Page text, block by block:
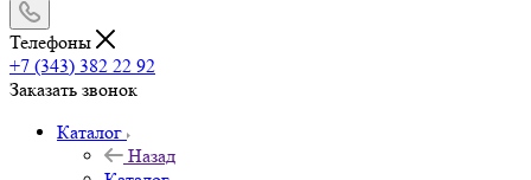
Телефоны
+7 (343) 382 22 92
Заказать звонок
Каталог
Назад